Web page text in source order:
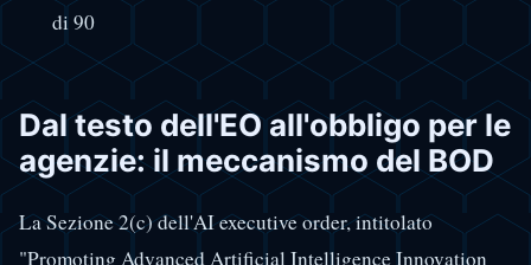
di 90
Dal testo dell'EO all'obbligo per le
agenzie: il meccanismo del BOD
La Sezione 2(c) dell'AI executive order, intitolato
"Promoting Advanced Artificial Intelligence Innovation